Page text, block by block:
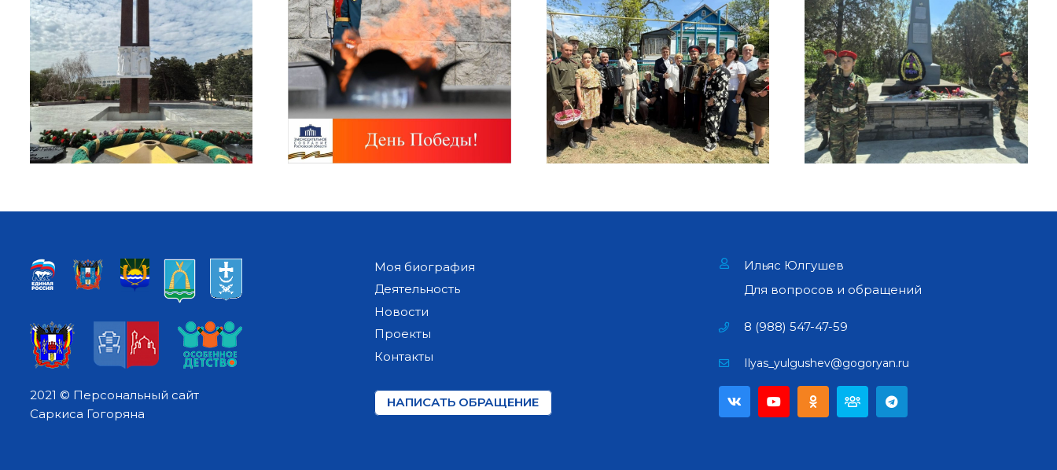
Моя биография
Деятельность
Новости
Проекты
Контакты
Ильяс Юлгушев
Для вопросов и обращений
8 (988) 547-47-59
Ilyas_yulgushev@gogoryan.ru
2021 © Персональный сайт
Саркиса Гогоряна
НАПИСАТЬ ОБРАЩЕНИЕ